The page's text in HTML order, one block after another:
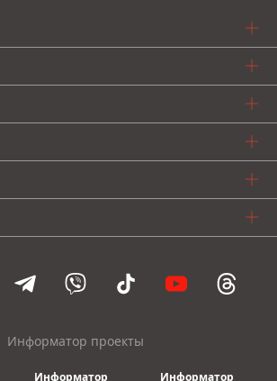
Информатор проекты
Информатор Информатор